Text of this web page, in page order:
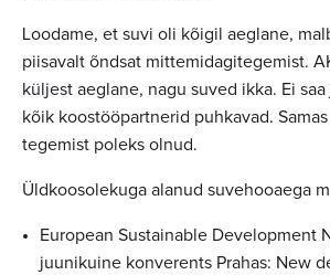
Loodame, et suvi oli kõigil aeglane,
piisavalt õndsat mittemidagitegemist.
küljest aeglane, nagu suved ikka. Ei
kõik koostööpartnerid puhkavad.
tegemist poleks olnud.
Üldkoosolekuga alanud suvehooaega
European Sustainable Development
juunikuine konverents Prahas: New